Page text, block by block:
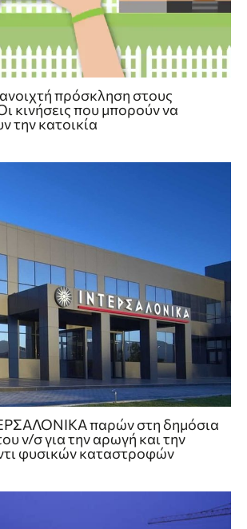
πρόσκληση στους
κινήσεις που μπορούν να
την κατοικία
παρών στη δημόσια
ν/σ για την αρωγή και την
φυσικών καταστροφών